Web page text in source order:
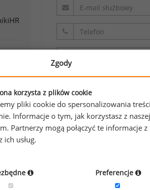
-
Oświadczam, że
Wyrażam zgodę na
sp. z o.o. sp. k. w celu
Zgody
korzysta z plików cookie
pliki cookie do spersonalizowania
Informacje o tym, jak korzystasz z
Partnerzy mogą połączyć te
ich usług.
Preferencje